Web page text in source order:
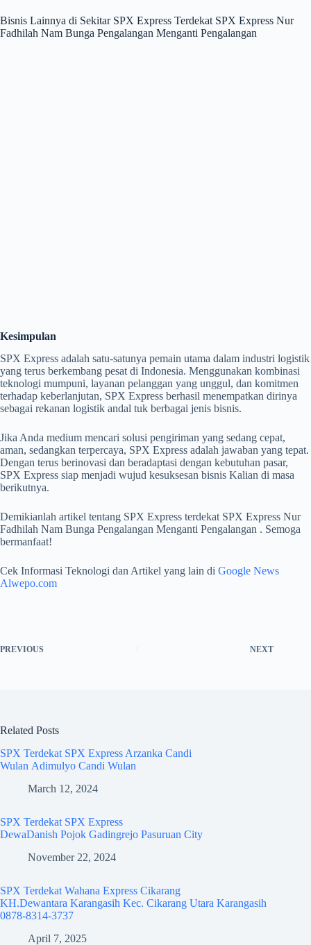
Bisnis Lainnya di Sekitar SPX Express Terdekat SPX Express Nur
Fadhilah Nam Bunga Pengalangan Menganti Pengalangan
Kesimpulan
SPX Express adalah satu-satunya pemain utama dalam industri logistik
yang terus berkembang pesat di Indonesia. Menggunakan kombinasi
teknologi mumpuni, layanan pelanggan yang unggul, dan komitmen
terhadap keberlanjutan, SPX Express berhasil menempatkan dirinya
sebagai rekanan logistik andal tuk berbagai jenis bisnis.
Jika Anda medium mencari solusi pengiriman yang sedang cepat,
aman, sedangkan terpercaya, SPX Express adalah jawaban yang tepat.
Dengan terus berinovasi dan beradaptasi dengan kebutuhan pasar,
SPX Express siap menjadi wujud kesuksesan bisnis Kalian di masa
berikutnya.
Demikianlah artikel tentang SPX Express terdekat SPX Express Nur
Fadhilah Nam Bunga Pengalangan Menganti Pengalangan . Semoga
bermanfaat!
Cek Informasi Teknologi dan Artikel yang lain di Google News
Alwepo.com
PREVIOUS NEXT
Related Posts
SPX Terdekat SPX Express Arzanka Candi
Wulan Adimulyo Candi Wulan
March 12, 2024
SPX Terdekat SPX Express
DewaDanish Pojok Gadingrejo Pasuruan City
November 22, 2024
SPX Terdekat Wahana Express Cikarang
KH.Dewantara Karangasih Kec. Cikarang Utara Karangasih
0878-8314-3737
April 7, 2025